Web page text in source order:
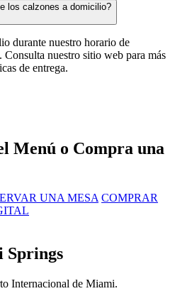
los calzones a domicilio?
durante nuestro horario de
nuestro sitio web para más
de entrega.
Menú o Compra una
UNA MESA COMPRAR
Springs
Internacional de Miami.